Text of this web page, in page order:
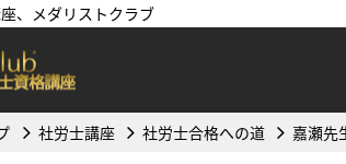
、メダリストクラブ
社労士講座 社労士合格への道 嘉瀬先